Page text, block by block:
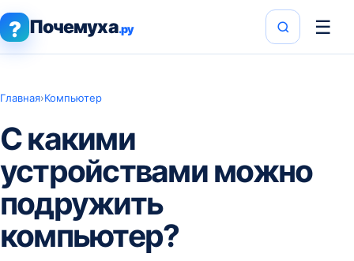
? Почемуха.ру ☰
Главная›Компьютер
С какими
устройствами можно
подружить
компьютер?